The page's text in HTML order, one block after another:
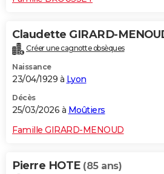
Claudette GIRARD-
Créer une cagnotte obsèques
Naissance
23/04/1929 à Lyon
Décès
25/03/2026 à Moûtiers
Famille GIRARD-MENOUD
Pierre HOTE (85 ans)